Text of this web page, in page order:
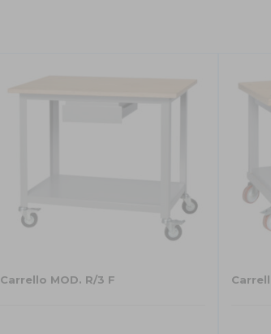
Carrello MOD. R/3 F